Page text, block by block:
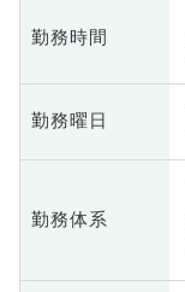
勤務時間
勤務曜日
勤務体系